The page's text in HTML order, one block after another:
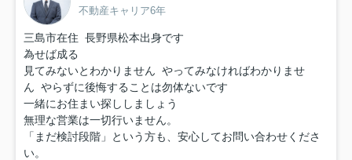
不動産キャリア6年
三島市在住 長野県松本出身です
為せば成る
見てみないとわかりません やってみなければわかりませ
ん やらずに後悔することは勿体ないです
一緒にお住まい探ししましょう
無理な営業は一切行いません。
「まだ検討段階」という方も、安心してお問い合わせくださ
い。